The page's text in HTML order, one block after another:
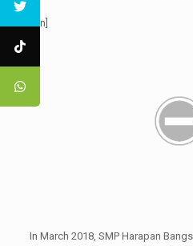
[:en]
In March 2018, SMP Harapan